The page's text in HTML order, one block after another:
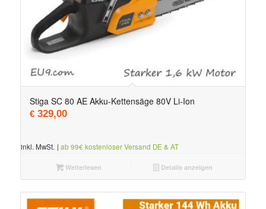
Stiga SC 80 AE Akku-Kettensäge 80V Li-Ion
€329,00
inkl. MwSt. | ab 99€ kostenloser Versand DE & AT
Weiterlesen Details anzeigen